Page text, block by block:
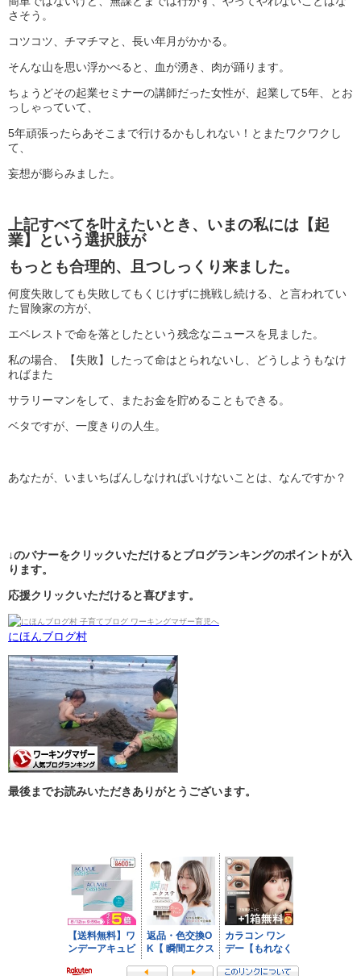
さそう。
コツコツ、チマチマと、長い年月がかかる。
そんな山を思い浮かべると、血が湧き、肉が踊ります。
ちょうどその起業セミナーの講師だった女性が、起業して5年、とお
っしゃっていて、
5年頑張ったらあそこまで行けるかもしれない！とまたワクワクし
て、
妄想が膨らみました。
上記すべてを叶えたいとき、いまの私には【起
業】という選択肢が
もっとも合理的、且つしっくり来ました。
何度失敗しても失敗してもくじけずに挑戦し続ける、と言われてい
た冒険家の方が、
エベレストで命を落としたという残念なニュースを見ました。
私の場合、【失敗】したって命はとられないし、どうしようもなけ
ればまた
サラリーマンをして、またお金を貯めることもできる。
ベタですが、一度きりの人生。
あなたが、いまいちばんしなければいけないことは、なんですか？
↓のバナーをクリックいただけるとブログランキングのポイントが入
ります。
応援クリックいただけると喜びます。
にほんブログ村
最後までお読みいただきありがとうございます。